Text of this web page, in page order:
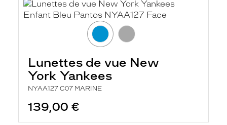
Lunettes de vue New
York Yankees
NYAA127 C07 MARINE
139,00 €